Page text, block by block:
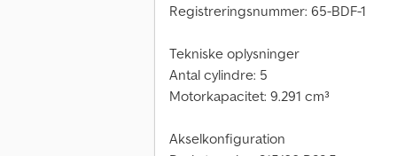
Registreringsnummer: 65-BDF-1
Tekniske oplysninger
Antal cylindre: 5
Motorkapacitet: 9.291 cm³
Akselkonfiguration